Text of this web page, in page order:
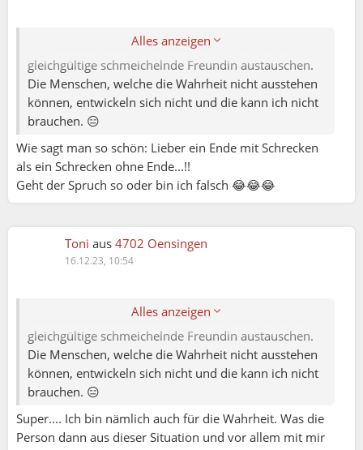
Alles anzeigen
entweder schätzt sie das oder kann mich für eine
gleichgültige schmeichelnde Freundin austauschen.
Die Menschen, welche die Wahrheit nicht ausstehen
können, entwickeln sich nicht und die kann ich nicht
brauchen. 😑
Wie sagt man so schön: Lieber ein Ende mit Schrecken
als ein Schrecken ohne Ende...!!
Geht der Spruch so oder bin ich falsch 😂😂😂
Toni aus 4702 Oensingen
16.12.23, 10:54
Alles anzeigen
Elena79:
entweder schätzt sie das oder kann mich für eine
gleichgültige schmeichelnde Freundin austauschen.
Die Menschen, welche die Wahrheit nicht ausstehen
können, entwickeln sich nicht und die kann ich nicht
brauchen. 😑
Super.... Ich bin nämlich auch für die Wahrheit. Was die
Person dann aus dieser Situation und vor allem mit mir